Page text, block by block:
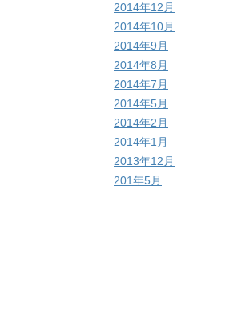
2014年12月
2014年10月
2014年9月
2014年8月
2014年7月
2014年5月
2014年2月
2014年1月
2013年12月
201年5月